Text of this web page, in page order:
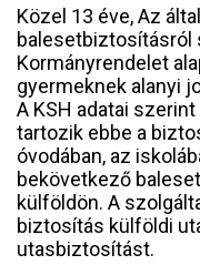
Közel 13 éve, Az
balesetbiztosításról
Kormányrendelet
gyermeknek alanyi
A KSH adatai
tartozik ebbe a
óvodában, az
bekövetkező
külföldön. A
biztosítás külföldi
utasbiztosítást.